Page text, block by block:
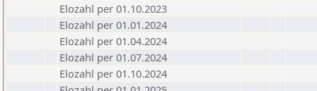
Elozahl per 01.10.2023
Elozahl per 01.01.2024
Elozahl per 01.04.2024
Elozahl per 01.07.2024
Elozahl per 01.10.2024